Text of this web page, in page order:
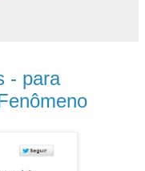
- para